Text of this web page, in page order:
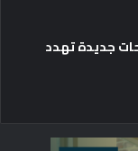
جديدة تهدد